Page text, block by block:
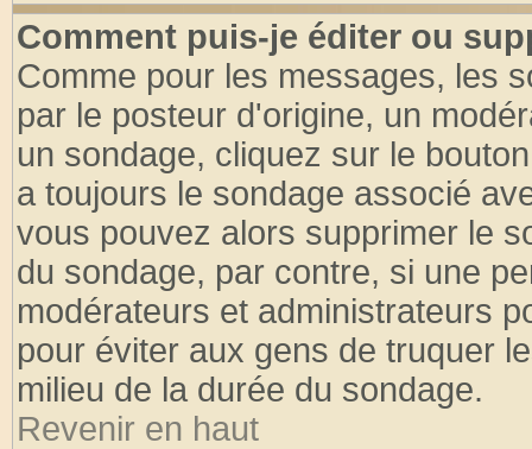
Comment puis-je éditer ou
Comme pour les messages, les
par le posteur d'origine, un
un sondage, cliquez sur le
a toujours le sondage associé
vous pouvez alors supprimer le
du sondage, par contre, si une
modérateurs et administrateurs
pour éviter aux gens de truquer
milieu de la durée du sondage.
Revenir en haut